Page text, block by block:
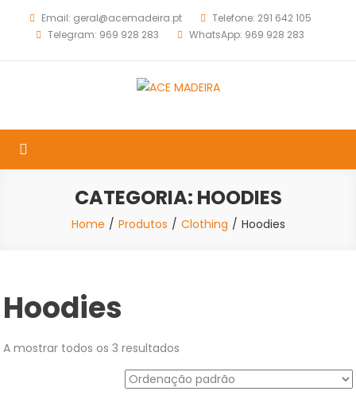
Email: geral@acemadeira.pt
Telefone: 291 642 105
Telegram: 969 928 283
WhatsApp: 969 928 283
Informáticos.
CATEGORIA: HOODIES
Home Produtos Clothing Hoodies
Hoodies
A mostrar todos os 3 resultados